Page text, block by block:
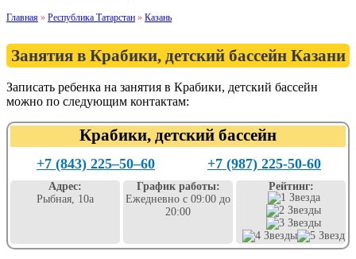
Главная » Республика Татарстан » Казань
Занятия в Крабики, детский бассейн Казани
Записать ребенка на занятия в Крабики, детский бассейн
можно по следующим контактам:
Крабики, детский бассейн
+7 (843) 225‒50‒60 +7 (987) 225-50-60
Адрес:
Рыбная, 10а
График работы:
Ежедневно с 09:00 до
20:00
Рейтинг: